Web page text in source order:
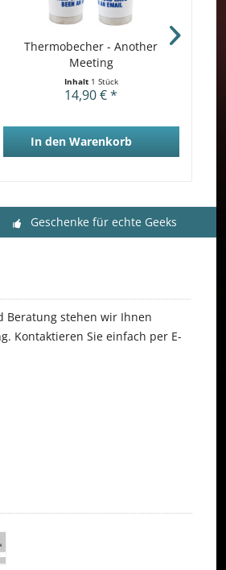
Thermobecher - Another
Meeting
Inhalt 1 Stück
14,90 € *
In den Warenkorb
Geschenke für echte Geeks
Beratung stehen wir Ihnen
Kontaktieren Sie einfach per E-